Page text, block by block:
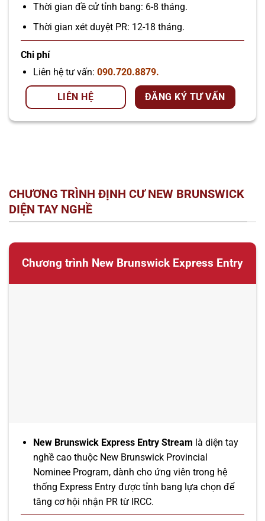
Thời gian đề cử tỉnh bang: 6-8 tháng.
Thời gian xét duyệt PR: 12-18 tháng.
Chi phí
Liên hệ tư vấn: 090.720.8879.
LIÊN HỆ ĐĂNG KÝ TƯ VẤN
CHƯƠNG TRÌNH ĐỊNH CƯ NEW BRUNSWICK
DIỆN TAY NGHỀ
Chương trình New Brunswick Express Entry
New Brunswick Express Entry Stream là diện tay
nghề cao thuộc New Brunswick Provincial
Nominee Program, dành cho ứng viên trong hệ
thống Express Entry được tỉnh bang lựa chọn để
tăng cơ hội nhận PR từ IRCC.